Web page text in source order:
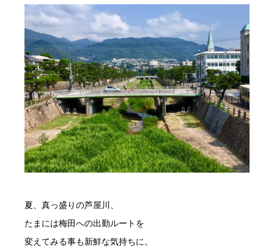
夏、真っ盛りの芦屋川、
たまには梅田への出勤ルートを
変えてみる事も新鮮な気持ちに。